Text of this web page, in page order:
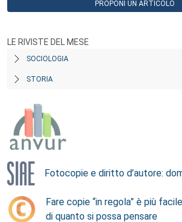
PROPONI UN ARTICOLO
LE RIVISTE DEL MESE
SOCIOLOGIA
STORIA
Fotocopie e diritto d’autore:
Fare copie “in regola” è più facile
di quanto si possa pensare